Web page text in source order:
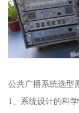
公共广播系统选型
1、系统设计的科